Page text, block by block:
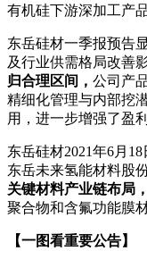
有机硅下游深加工产
东岳硅材一季报预告
及行业供需格局改善
归合理区间， 公司产
精细化管理与内部挖
用，进一步增强了盈
东岳硅材2021年6月
东岳未来氢能材料股
关键材料产业链布局，
聚合物和含氟功能膜
【一图看重要公告】